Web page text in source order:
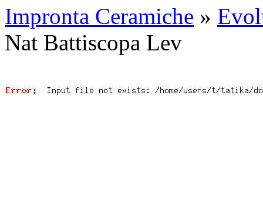
Impronta Ceramiche »
Nat Battiscopa Lev